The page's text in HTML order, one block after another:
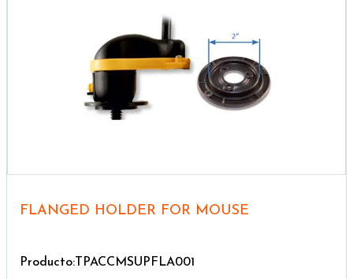
FLANGED HOLDER FOR MOUSE
Producto:TPACCMSUPFLA001